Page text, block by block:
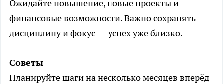
Ожидайте повышение, новые проекты и
финансовые возможности. Важно сохранять
дисциплину и фокус — успех уже близко.
Советы
Планируйте шаги на несколько месяцев вперёд